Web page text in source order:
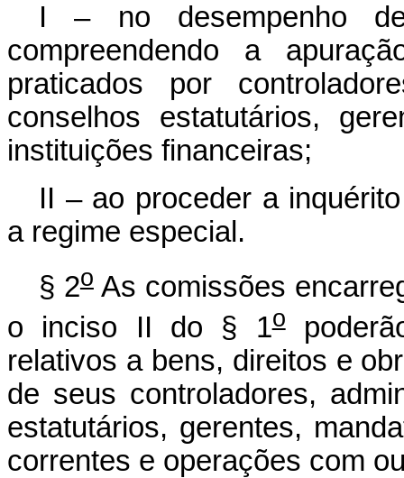
I – no desempenho
compreendendo a
praticados por
conselhos estatutários,
instituições financeiras;
II – ao proceder a
a regime especial.
§ 2oAs comissões
o inciso II do § 1o
relativos a bens, direitos e
de seus controladores,
estatutários, gerentes,
correntes e operações com